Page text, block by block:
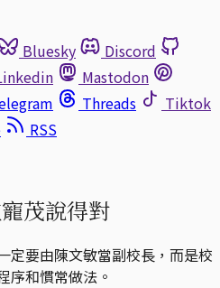
Bluesky
Discord
Mastodon
Threads
Tiktok
RSS
茂說得對
定要由陳文敏當副校長，而是校
序和慣常做法。